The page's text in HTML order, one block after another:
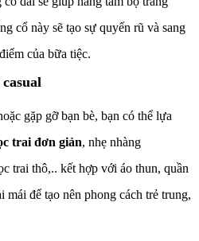
cổ này sẽ tạo sự quyến rũ và sang
của bữa tiệc.
gặp gỡ bạn bè, bạn có thể lựa
trai đơn giản, nhẹ nhàng
trai thô,.. kết hợp với áo thun, quần
mái để tạo nên phong cách trẻ trung,